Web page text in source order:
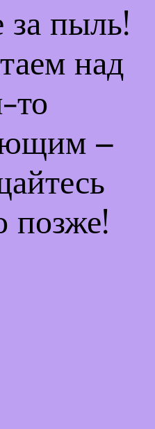
за пыль!
над
то
–
позже!